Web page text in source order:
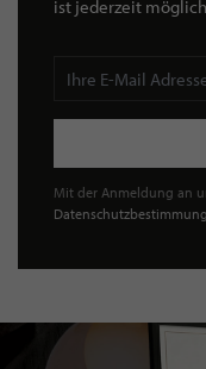
ist jederzeit
Mit der Anmeldung an